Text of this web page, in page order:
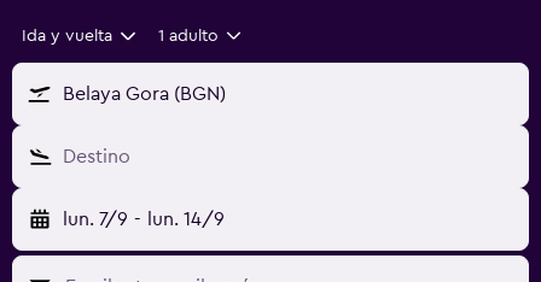
Ida y vuelta 1 adulto
Belaya Gora (BGN)
Destino
lun. 7/9 - lun. 14/9